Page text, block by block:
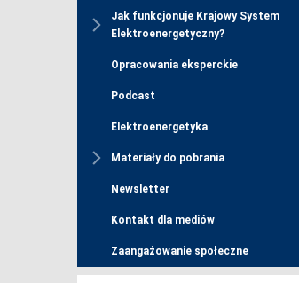
Jak funkcjonuje Krajowy System
Elektroenergetyczny?
Opracowania eksperckie
Podcast
Elektroenergetyka
Materiały do pobrania
Newsletter
Kontakt dla mediów
Zaangażowanie społeczne